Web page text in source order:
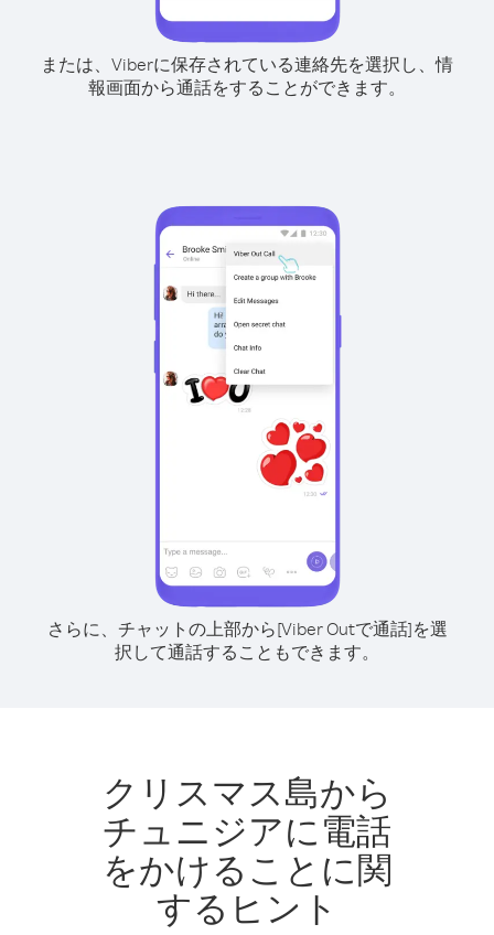
または、Viberに保存されている連絡先を選択し、情
報画面から通話をすることができます。
さらに、チャットの上部から[Viber Outで通話]を選
択して通話することもできます。
クリスマス島から
チュニジアに電話
をかけることに関
するヒント